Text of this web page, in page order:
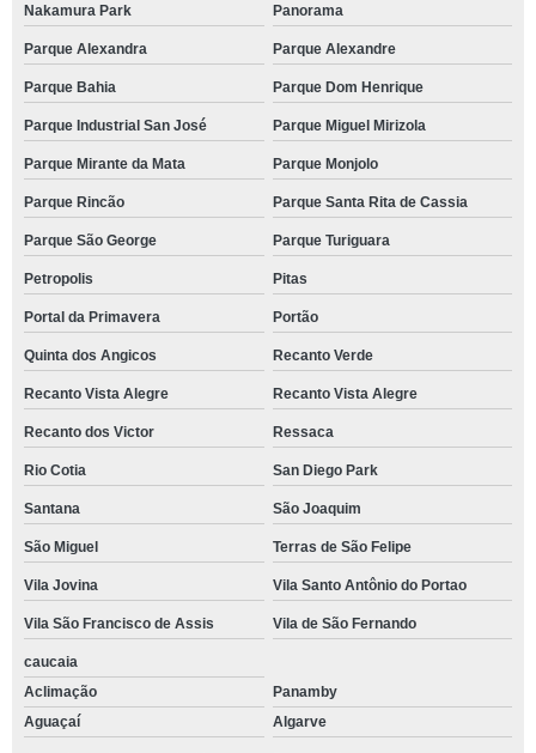
Nakamura Park Panorama
Parque Alexandra Parque Alexandre
Parque Bahia Parque Dom Henrique
Parque Industrial San José Parque Miguel Mirizola
Parque Mirante da Mata Parque Monjolo
Parque Rincão Parque Santa Rita de Cassia
Parque São George Parque Turiguara
Petropolis Pitas
Portal da Primavera Portão
Quinta dos Angicos Recanto Verde
Recanto Vista Alegre Recanto Vista Alegre
Recanto dos Victor Ressaca
Rio Cotia San Diego Park
Santana São Joaquim
São Miguel Terras de São Felipe
Vila Jovina Vila Santo Antônio do Portao
Vila São Francisco de Assis Vila de São Fernando
caucaia
Aclimação
Panamby
Aguaçaí
Algarve